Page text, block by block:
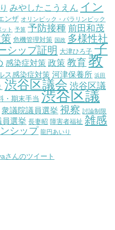
みやしたこうえん イン
ンザ オリンピック・パラリンピック
ット 予算 予防接種 前田和茂
危機管理対策 国政 多様性社
シップ証明 大津ひろ子 子
感染症対策 政策 教育 教
ス感染症対策 河津保養所 浜田
渋谷区議会 渋谷区議
・期末手当 渋谷区議
衆議院議員選挙 視察 討論制限
員選挙 長妻昭 障害者福祉 雑感
シップ 龍円あいり
さんのツイート